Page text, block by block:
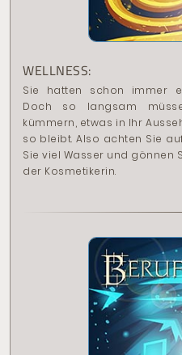
WELLNESS:
Sie hatten schon immer
Doch so langsam
kümmern, etwas in Ihr
so bleibt. Also achten Sie
Sie viel Wasser und gönnen
der Kosmetikerin.